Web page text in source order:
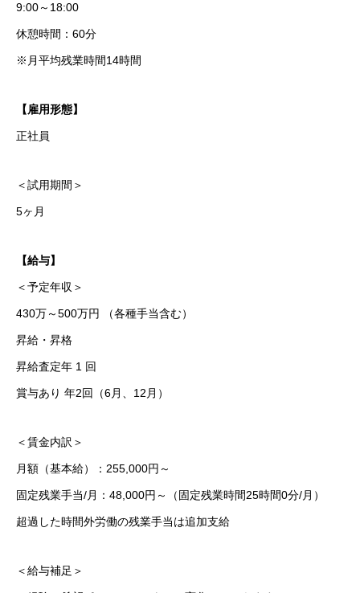
9:00～18:00
休憩時間：60分
※月平均残業時間14時間
【雇用形態】
正社員
＜試用期間＞
5ヶ月
【給与】
＜予定年収＞
430万～500万円 （各種手当含む）
昇給・昇格
昇給査定年 1 回
賞与あり 年2回（6月、12月）
＜賃金内訳＞
月額（基本給）：255,000円～
固定残業手当/月：48,000円～（固定残業時間25時間0分/月）
超過した時間外労働の残業手当は追加支給
＜給与補足＞